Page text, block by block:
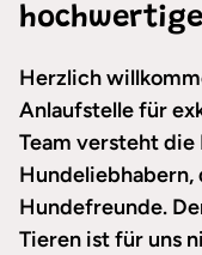
Herzlich
Anlaufstelle für
Team versteht die
Hundefreunde.
Tieren ist für uns